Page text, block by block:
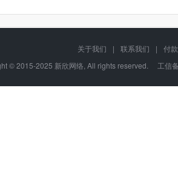
关于我们 | 联系我们 |
付
© 2015-2025 新欣网络, All rights reserved. 工信